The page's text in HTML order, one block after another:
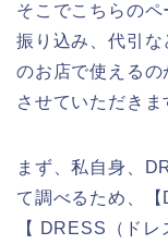
そこでこちらの
振り込み、代引な
のお店で使える
させていただきま
まず、私自身、
て調べるため、
【 DRESS（ド